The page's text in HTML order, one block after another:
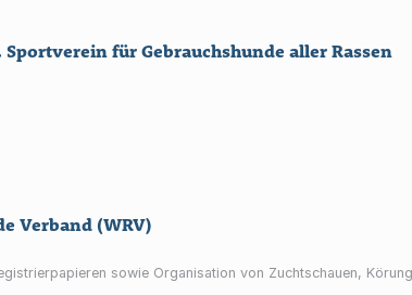
für Gebrauchshunde aller Rassen
Verband (WRV)
sowie Organisation von Zuchtschauen,